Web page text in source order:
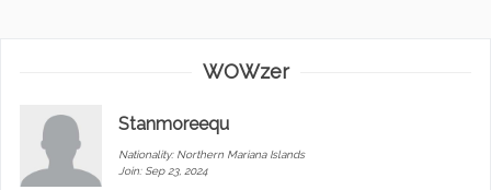
WOWzer
Stanmoreequ
Nationality: Northern Mariana Islands
Join: Sep 23, 2024